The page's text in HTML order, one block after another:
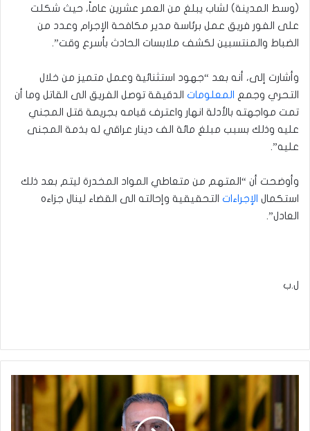
(وسط المدينة) لشاب يبلغ من العمر عشرين عاماً، حيث شكلت
على الفور فريق عمل برئاسة مدير مكافحة الإجرام وعدد من
الضباط والمنتسبين لكشف ملابسات الحادث بأسرع وقت”.
وأشارت إلى، أنه بعد “جهود استثنائية وعمل متميز من خلال
التحري وجمع المعلومات الدقيقة توصل الفريق الى القاتل وما أن
تمت مواجهته بالأدلة انهار واعترف قيامه بجريمة قتل المجني
عليه وذلك بسبب مبلغ مائة الف دينار عراقي له بذمة المجنى
عليه”.
وأوضحت أن “المتهم من متعاطي المواد المخدرة ليتم بعد ذلك
استكمال الإجراءات التحقيقية وإحالته الى القضاء لينال جزاءه
العادل”.
ل.ب
بالمزايدات